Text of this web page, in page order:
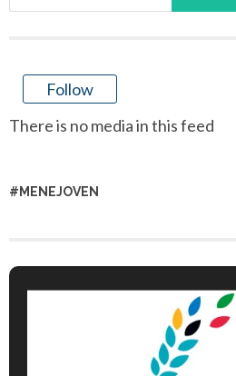
Follow
There is no media in this feed
#MENEJOVEN